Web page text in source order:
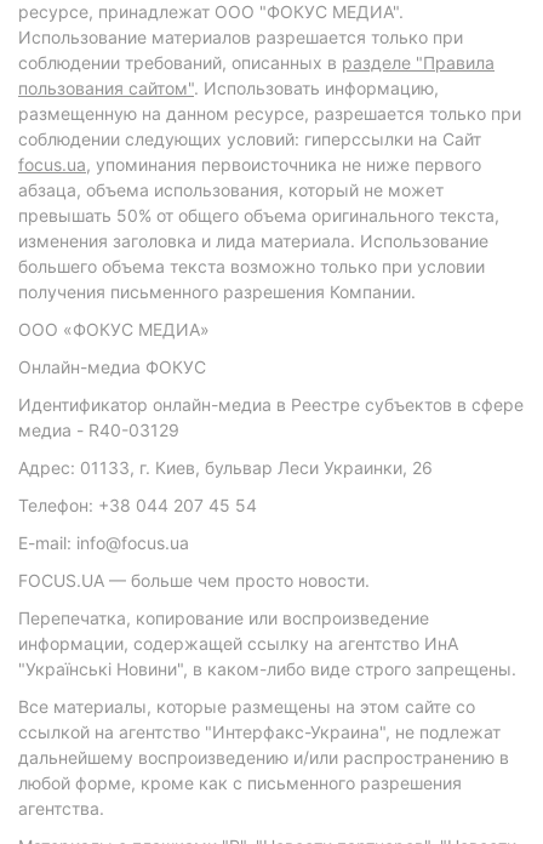
ресурсе, принадлежат ООО "ФОКУС МЕДИА".
Использование материалов разрешается только при
соблюдении требований, описанных в разделе "Правила
пользования сайтом". Использовать информацию,
размещенную на данном ресурсе, разрешается только при
соблюдении следующих условий: гиперссылки на Сайт
focus.ua, упоминания первоисточника не ниже первого
абзаца, объема использования, который не может
превышать 50% от общего объема оригинального текста,
изменения заголовка и лида материала. Использование
большего объема текста возможно только при условии
получения письменного разрешения Компании.
ООО «ФОКУС МЕДИА»
Онлайн-медиа ФОКУС
Идентификатор онлайн-медиа в Реестре субъектов в сфере
медиа - R40-03129
Адрес: 01133, г. Киев, бульвар Леси Украинки, 26
Телефон: +38 044 207 45 54
E-mail: info@focus.ua
FOCUS.UA — больше чем просто новости.
Перепечатка, копирование или воспроизведение
информации, содержащей ссылку на агентство ИнА
"Українські Новини", в каком-либо виде строго запрещены.
Все материалы, которые размещены на этом сайте со
ссылкой на агентство "Интерфакс-Украина", не подлежат
дальнейшему воспроизведению и/или распространению в
любой форме, кроме как с письменного разрешения
агентства.